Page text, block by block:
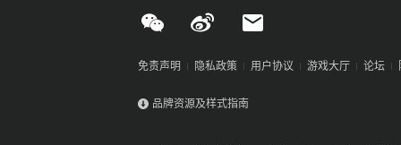
免责声明 隐私政策 用户协议 游戏大厅 论坛
品牌资源及样式指南